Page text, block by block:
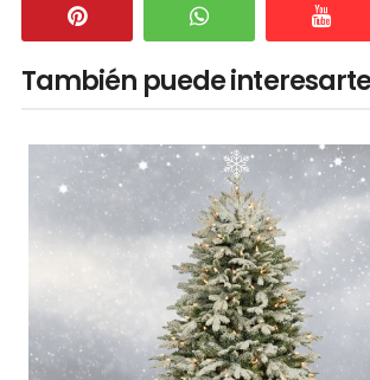
También puede interesarte